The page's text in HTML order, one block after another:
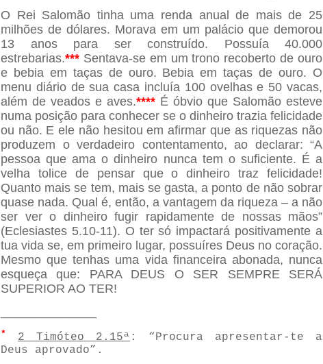
O Rei Salomão tinha uma renda anual de mais de 25
milhões de dólares. Morava em um palácio que demorou
13 anos para ser construído. Possuía 40.000
estrebarias.*** Sentava-se em um trono recoberto de ouro
e bebia em taças de ouro. Bebia em taças de ouro. O
menu diário de sua casa incluía 100 ovelhas e 50 vacas,
além de veados e aves.**** É óbvio que Salomão esteve
numa posição para conhecer se o dinheiro trazia felicidade
ou não. E ele não hesitou em afirmar que as riquezas não
produzem o verdadeiro contentamento, ao declarar: “A
pessoa que ama o dinheiro nunca tem o suficiente. É a
velha tolice de pensar que o dinheiro traz felicidade!
Quanto mais se tem, mais se gasta, a ponto de não sobrar
quase nada. Qual é, então, a vantagem da riqueza – a não
ser ver o dinheiro fugir rapidamente de nossas mãos”
(Eclesiastes 5.10-11). O ter só impactará positivamente a
tua vida se, em primeiro lugar, possuíres Deus no coração.
Mesmo que tenhas uma vida financeira abonada, nunca
esqueça que: PARA DEUS O SER SEMPRE SERÁ
SUPERIOR AO TER!
* 2 Timóteo 2.15ª : “Procura apresentar-te a
Deus aprovado”.